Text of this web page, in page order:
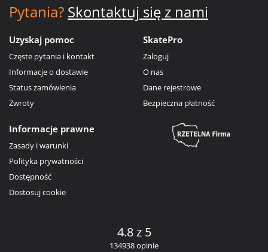
Pytania? Skontaktuj się z nami
Uzyskaj pomoc
Częste pytania i kontakt
Informacje o dostawie
Status zamówienia
Zwroty
SkatePro
Zaloguj
O nas
Dane rejestrowe
Bezpieczna płatność
Informacje prawne
Zasady i warunki
Polityka prywatności
Dostępność
Dostosuj cookie
4.8 z 5
134938 opinie